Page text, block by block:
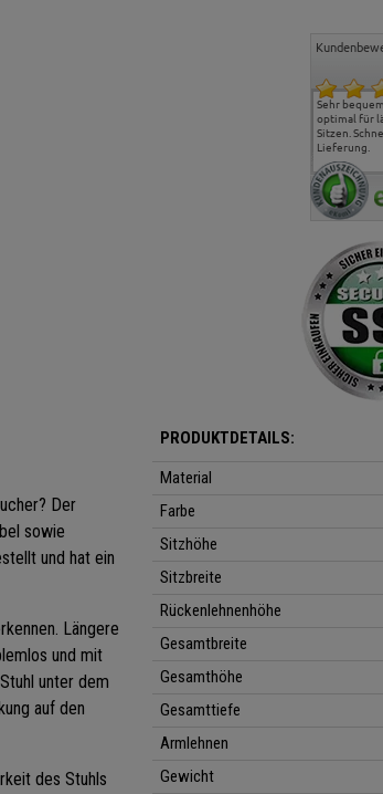
Sehr
optimal für
Sitzen.
Lieferung.
Der
sowie
und hat ein
Längere
und mit
unter dem
auf den
des Stuhls
PRODUKTDETAILS:
Material
Farbe
Sitzhöhe
Sitzbreite
Rückenlehnenhöhe
Gesamtbreite
Gesamthöhe
Gesamttiefe
Armlehnen
Gewicht